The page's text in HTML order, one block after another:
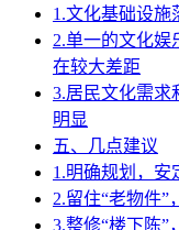
1.文化基础设施
2.单一的文化娱
在较大差距
3.居民文化需求
明显
五、几点建议
1.明确规划，安
2.留住“老物件”
3.整修“楼下陈”